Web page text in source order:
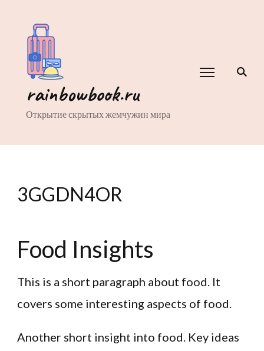
rainbowbook.ru
Открытие скрытых жемчужин мира
3GGDN4OR
Food Insights
This is a short paragraph about food. It
covers some interesting aspects of food.
Another short insight into food. Key ideas